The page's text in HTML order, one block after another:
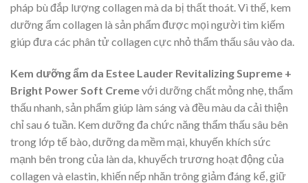
pháp bù đắp lượng collagen mà da bị thất thoát. Vì thế, kem
dưỡng ẩm collagen là sản phẩm được mọi người tìm kiếm
giúp đưa các phân tử collagen cực nhỏ thẩm thấu sâu vào da.
Kem dưỡng ẩm da Estee Lauder Revitalizing Supreme +
Bright Power Soft Cremevới dưỡng chất mỏng nhẹ, thẩm
thấu nhanh, sản phẩm giúp làm sáng và đều màu da cải thiện
chỉ sau 6 tuần. Kem dưỡng đa chức năng thẩm thấu sâu bên
trong lớp tế bào, dưỡng da mềm mại, khuyến khích sức
mạnh bên trong của làn da, khuyếch trương hoạt động của
collagen và elastin, khiến nếp nhăn trông giảm đáng kể, giữ